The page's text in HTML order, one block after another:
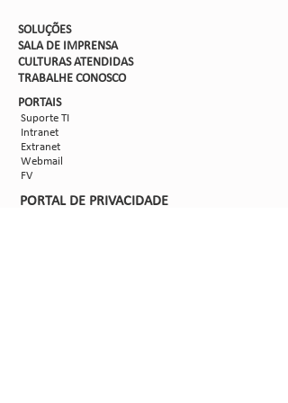
SOLUÇÕES
SALA DE IMPRENSA
CULTURAS ATENDIDAS
TRABALHE CONOSCO
PORTAIS
Suporte TI
Intranet
Extranet
Webmail
FV
PORTAL DE PRIVACIDADE